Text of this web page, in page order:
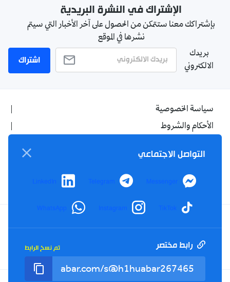
الإشتراك في النشرة البريدية
بإشتراكك معنا ستتمكن من الحصول على آخر الأخبار التي سيتم
نشرها في الموقع
بريدك
الالكتروني
اشتراك
سياسة الخصوصية
الأحكام والشروط
اتصل بنا
من نحن
Facebook
YouTube
TikTok
Twitter
Tel : +213(0)023 31 69 04 - eMail :info@elkhabar.com
التواصل الاجتماعي
Messenger
Telegram
LinkedIn
TikTok
Instagram
WhatsApp
رابط مختصر تم نسخ الرابط